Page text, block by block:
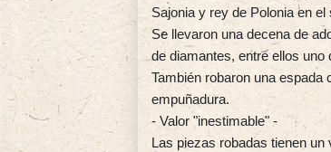
Sajonia y rey de Polonia en el
Se llevaron una decena de
de diamantes, entre ellos uno
También robaron una
empuñadura.
- Valor "inestimable" -
Las piezas robadas tienen